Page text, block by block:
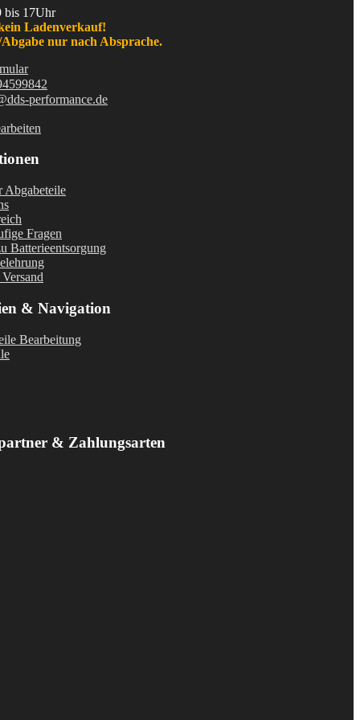
bis 17Uhr
Ladenverkauf!
nur nach Absprache.
performance.de
Abgabeteile
Fragen
Batterieentsorgung
& Navigation
Bearbeitung
& Zahlungsarten